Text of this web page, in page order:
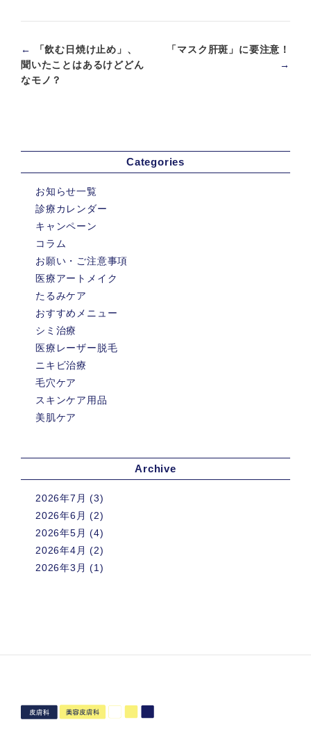
←
「飲む日焼け止め」、
聞いたことはあるけどどん
なモノ？
「マスク肝斑」に要注意！
→
Categories
お知らせ一覧
診療カレンダー
キャンペーン
コラム
お願い・ご注意事項
医療アートメイク
たるみケア
おすすめメニュー
シミ治療
医療レーザー脱毛
ニキビ治療
毛穴ケア
スキンケア用品
美肌ケア
Archive
2026年7月 (3)
2026年6月 (2)
2026年5月 (4)
2026年4月 (2)
2026年3月 (1)